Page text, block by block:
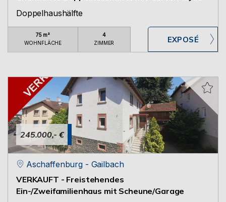
Doppelhaushälfte
75 m²
WOHNFLÄCHE
4
ZIMMER
245.000,- €
Aschaffenburg - Gailbach
VERKAUFT - Freistehendes
Ein-/Zweifamilienhaus mit Scheune/Garage